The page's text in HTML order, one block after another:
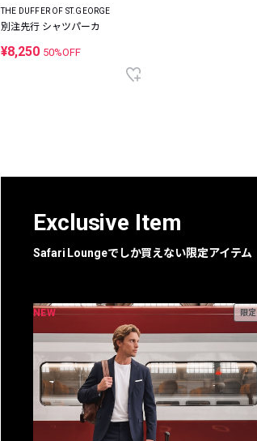
THE DUFFER OF ST.GEORGE
別注先行 シャツパーカ
¥8,250 50%OFF
Exclusive Item
Safari Loungeでしか買えない限定アイテム
NEW 限定